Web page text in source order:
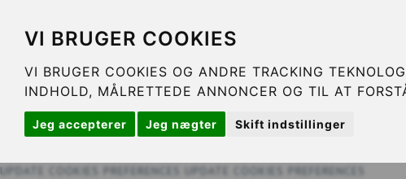
VI BRUGER COOKIES
VI BRUGER COOKIES OG ANDRE TRACKING
INDHOLD, MÅLRETTEDE ANNONCER OG TIL AT
Jeg accepterer Jeg nægter Skift indstillinger
UPDATE COOKIES PREFERENCES UPDATE COOKIES PREFERENCES